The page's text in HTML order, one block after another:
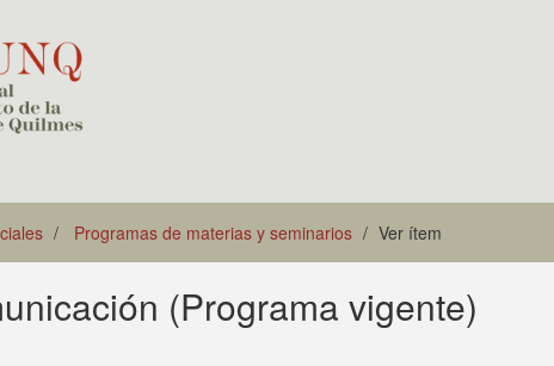
Programas de materias y seminarios Ver ítem
(Programa vigente)